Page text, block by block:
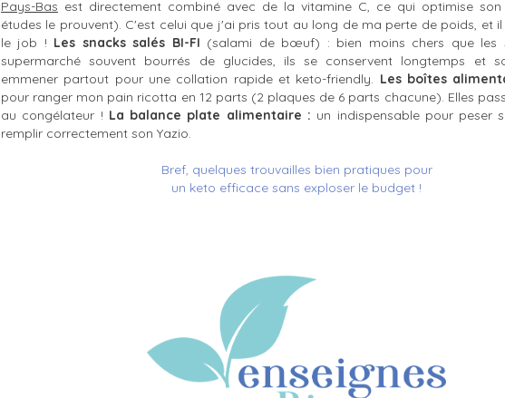
Pays-Bas est directement combiné avec de la vitamine C, ce qui optimise
études le prouvent). C'est celui que j'ai pris tout au long de ma perte de poids, et
le job ! Les snacks salés BI-FI (salami de bœuf) : bien moins chers que les
supermarché souvent bourrés de glucides, ils se conservent longtemps et
emmener partout pour une collation rapide et keto-friendly. Les boîtes
pour ranger mon pain ricotta en 12 parts (2 plaques de 6 parts chacune). Elles
au congélateur ! La balance plate alimentaire : un indispensable pour peser
remplir correctement son Yazio.
Bref, quelques trouvailles bien pratiques pour
un keto efficace sans exploser le budget !